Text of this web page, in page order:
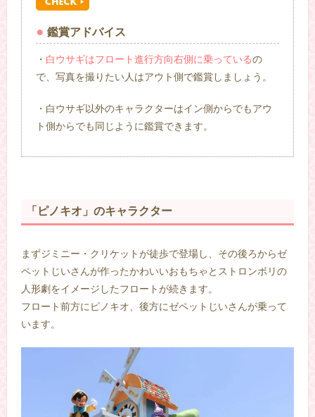
鑑賞アドバイス
・ 白ウサギはフロート進行方向右側に乗っているの
で、写真を撮りたい人はアウト側で鑑賞しましょう。
・白ウサギ以外のキャラクターはイン側からでもアウ
ト側からでも同じように鑑賞できます。
「ピノキオ」のキャラクター
まずジミニー・クリケットが徒歩で登場し、その後ろからゼ
ペットじいさんが作ったかわいいおもちゃとストロンボリの
人形劇をイメージしたフロートが続きます。
フロート前方にピノキオ、後方にゼペットじいさんが乗って
います。